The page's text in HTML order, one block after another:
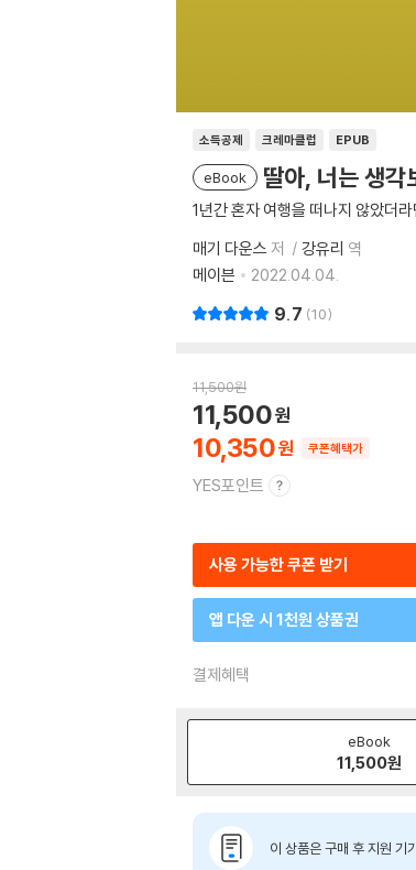
소득공제 크레마클럽 EPUB
eBook 딸아, 너는 생각
1년간 혼자 여행을 떠나지 않았더
매기 다운스 저 강유리 역
메이븐
2022.04.04.
9.7 10
11,500원
10,350
11,500
쿠폰혜택가
YES포인트
사용 가능한 쿠폰 받기
앱 다운 시 1천원 상품권
결제혜택
eBook
11,500원
이 상품은 구매 후 지원 기